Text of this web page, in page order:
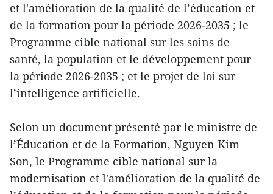
et l'amélioration de la qualité de l’éducation et
de la formation pour la période 2026-2035 ; le
Programme cible national sur les soins de
santé, la population et le développement pour
la période 2026-2035 ; et le projet de loi sur
l’intelligence artificielle.
Selon un document présenté par le ministre de
l’Éducation et de la Formation, Nguyen Kim
Son, le Programme cible national sur la
modernisation et l'amélioration de la qualité de